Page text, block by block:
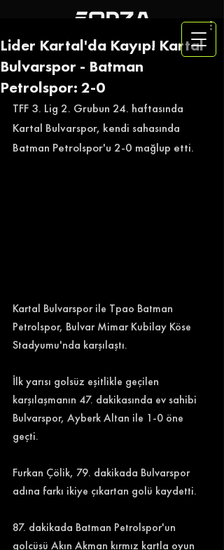
Lider Kartal'da Kayıp! Kartal
Bulvarspor - Batman
Petrolspor: 2-0
TFF 3. Lig 2. Grubun 24. haftasında
Kartal Bulvarspor, kendi sahasında
Batman Petrolspor'u 2-0 mağlup etti.
Kartal Bulvarspor ile Tpao Batman
Petrolspor, Bulvar Mimar Kubilay Köse
Stadyumu'nda karşılaştı.
İlk yarısı golsüz eşitlikle geçilen
karşılaşmanın 47. dakikasında ev sahibi
Bulvarspor, Ayberk Altan ile 1-0 öne
geçti.
Furkan Çölik, 79. dakikada Bulvarspor
adına farkı ikiye çıkartan golü kaydetti.
87. dakikada Batman Petrolspor'un
golcüsü Akın Akman kırmız kartla oyun